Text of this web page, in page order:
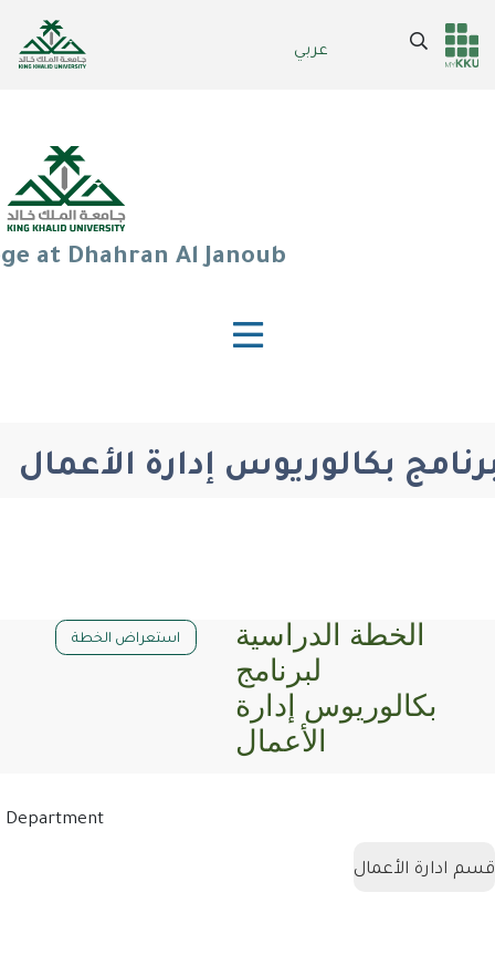
عربي
Header
Main Menu
Search
at Dhahran Al Janoub
بكالوريوس إدارة الأعمال
الخطة الدراسية
لبرنامج
بكالوريوس إدارة
الأعمال
استعراض الخطة
Department
قسم ادارة الأعمال